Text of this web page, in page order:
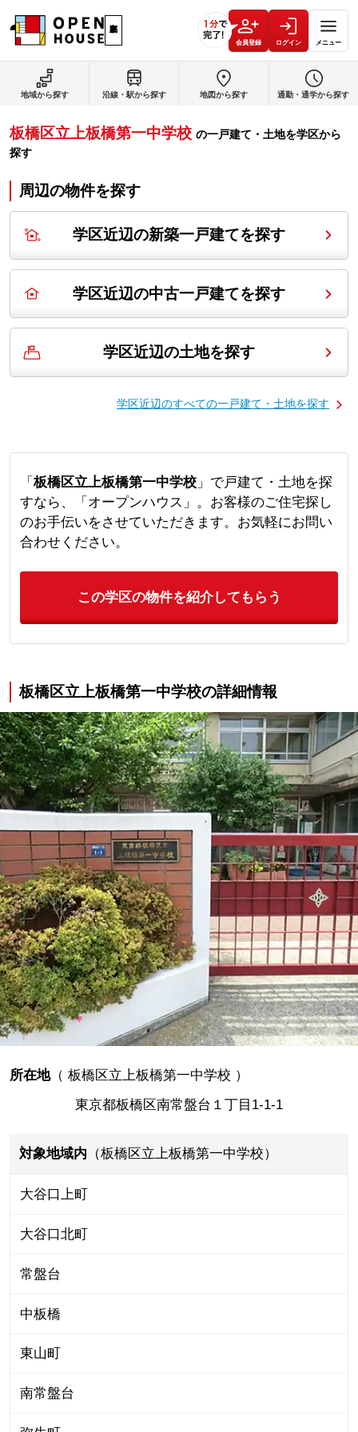
会員登録 ログイン メニュー
地域から探す 沿線・駅から探す 地図から探す 通勤・通学から探す
板橋区立上板橋第一中学校 の一戸建て・土地を学区から
探す
周辺の物件を探す
学区近辺の新築一戸建てを探す
学区近辺の中古一戸建てを探す
学区近辺の土地を探す
学区近辺のすべての一戸建て・土地を探す
「 板橋区立上板橋第一中学校」で戸建て・土地を探
すなら、「オープンハウス」。お客様のご住宅探し
のお手伝いをさせていただきます。お気軽にお問い
合わせください。
この学区の物件を紹介してもらう
板橋区立上板橋第一中学校の詳細情報
所在地（ 板橋区立上板橋第一中学校 ）
東京都板橋区南常盤台１丁目1-1-1
対象地域内 （板橋区立上板橋第一中学校）
大谷口上町
大谷口北町
常盤台
中板橋
東山町
南常盤台